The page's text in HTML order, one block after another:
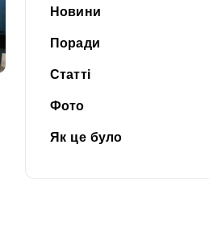
Новини
Поради
Статті
Фото
Як це було